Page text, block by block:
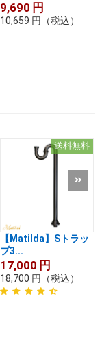
9,690 円
10,659 円 （税込）
送料無料
【Matilda】Sトラッ
プ3...
17,000 円
18,700 円 （税込）